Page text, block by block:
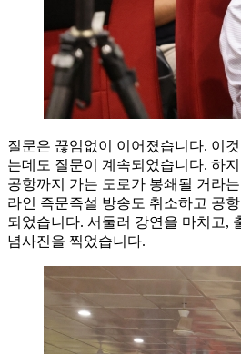
질문은 끊임없이 이어졌습니다. 이
는데도 질문이 계속되었습니다. 하
공항까지 가는 도로가 봉쇄될 거라
라인 즉문즉설 방송도 취소하고 공
되었습니다. 서둘러 강연을 마치고,
념사진을 찍었습니다.